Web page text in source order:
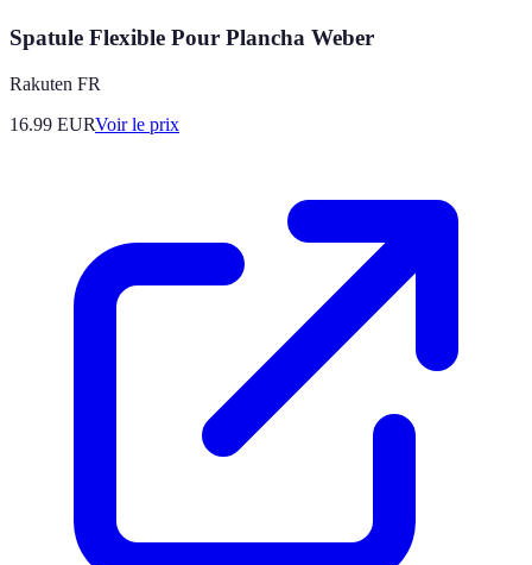
Spatule Flexible Pour Plancha Weber
Rakuten FR
16.99 EURVoir le prix